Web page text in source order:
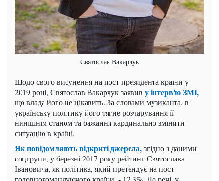
Святослав Вакарчук
Щодо свого висунення на пост президента країни у
2019 році, Святослав Вакарчук заявив у інтерв'ю ЗМІ,
що влада його не цікавить. За словами музиканта, в
українську політику його тягне розчарування її
нинішнім станом та бажання кардинально змінити
ситуацію в країні.
Як повідомляють відкриті джерела,згідно з даними
соцгрупи, у березні 2017 року рейтинг Святослава
Івановича, як політика, який претендує на пост
головнокомандуючого країни, - 12,3%. До речі, у